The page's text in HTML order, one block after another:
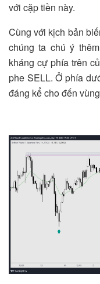
với cặp tiền này.
Cùng với kịch bản
chúng ta chú ý
kháng cự phía trên
phe SELL. Ở phía
đáng kể cho đến